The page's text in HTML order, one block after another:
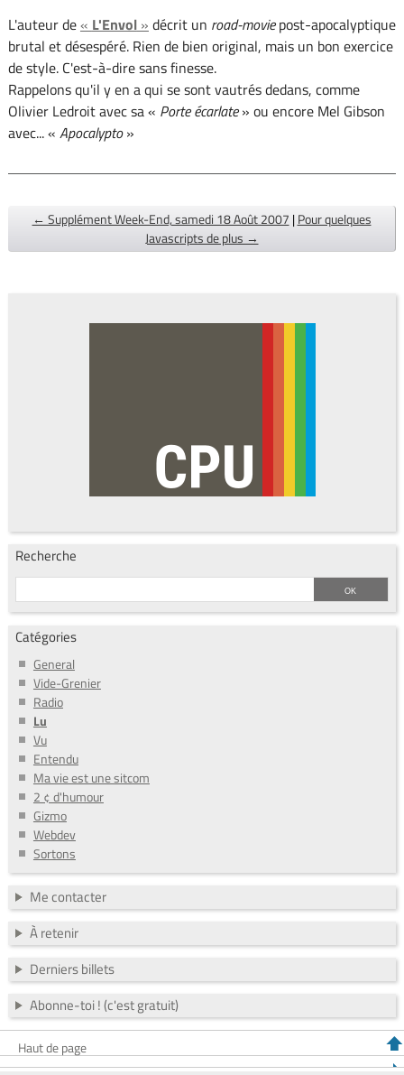
L'auteur de« L'Envol» décrit un road-moviepost-apocalyptique
brutal et désespéré. Rien de bien original, mais un bon exercice
de style. C'est-à-dire sans finesse.
Rappelons qu'il y en a qui se sont vautrés dedans, comme
Olivier Ledroit avec sa « Porte écarlate» ou encore Mel Gibson
avec... « Apocalypto»
← Supplément Week-End, samedi 18 Août 2007 | Pour quelques
Javascripts de plus →
Recherche
Catégories
General
Vide-Grenier
Radio
Lu
Vu
Entendu
Ma vie est une sitcom
2 ¢ d'humour
Gizmo
Webdev
Sortons
Me contacter
À retenir
Derniers billets
Abonne-toi ! (c'est gratuit)
Haut de page